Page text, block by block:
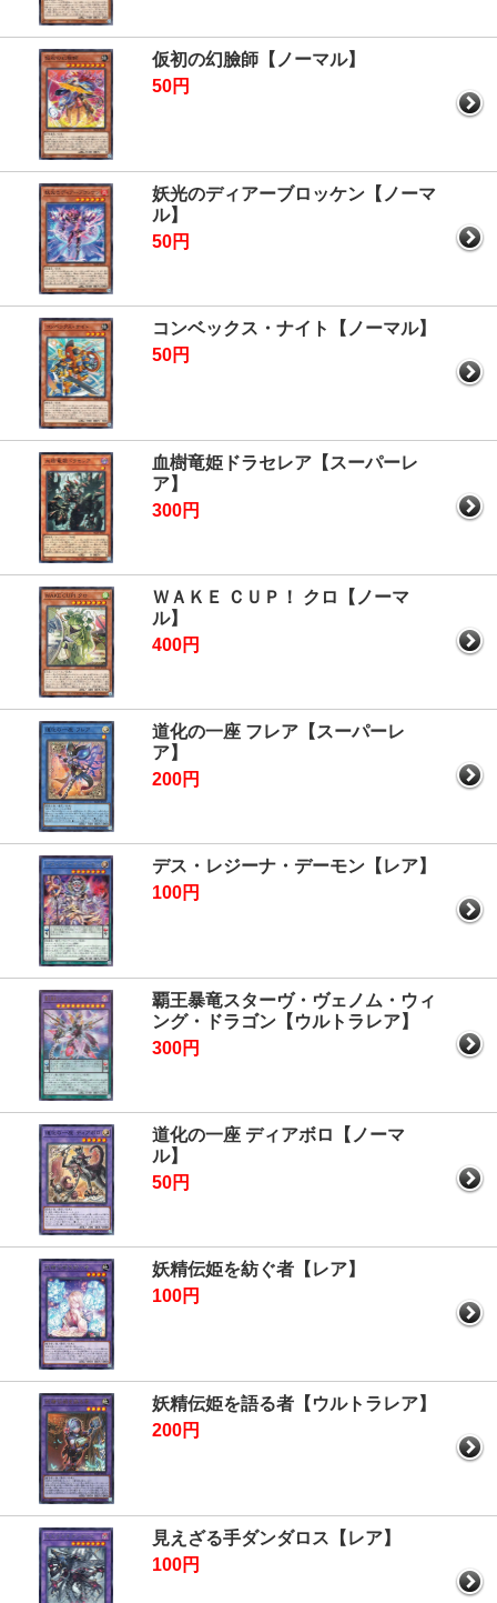
仮初の幻臉師【ノーマル】
50円
妖光のディアーブロッケン【ノーマ
ル】
50円
コンベックス・ナイト【ノーマル】
50円
血樹竜姫ドラセレア【スーパーレ
ア】
300円
ＷＡＫＥ ＣＵＰ！ クロ【ノーマ
ル】
400円
道化の一座 フレア【スーパーレ
ア】
200円
デス・レジーナ・デーモン【レア】
100円
覇王暴竜スターヴ・ヴェノム・ウィ
ング・ドラゴン【ウルトラレア】
300円
道化の一座 ディアボロ【ノーマ
ル】
50円
妖精伝姫を紡ぐ者【レア】
100円
妖精伝姫を語る者【ウルトラレア】
200円
見えざる手ダンダロス【レア】
100円